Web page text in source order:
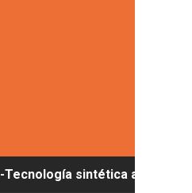
sintética a tu alcance